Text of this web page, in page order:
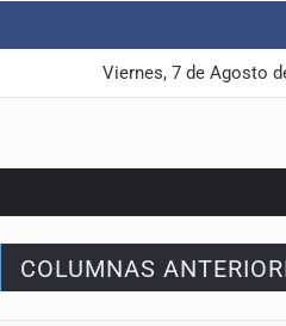
Viernes, 7 de Agosto
COLUMNAS